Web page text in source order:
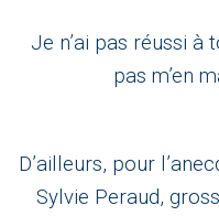
Je n’ai pas réussi à
pas m’en
D’ailleurs, pour
Sylvie Peraud,